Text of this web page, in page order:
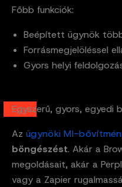
Főbb funkciók:
Beépített ügynök
Forrásmegjelöléssel
Gyors helyi
Egyszerű, gyors, egyedi
Az ügynöki MI-
böngészést. Akár a
megoldásait, akár a
vagy a Zapier